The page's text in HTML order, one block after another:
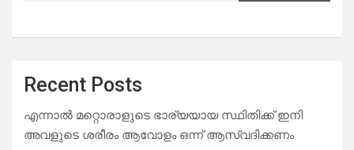
Recent Posts
എന്നാൽ മറ്റൊരാളുടെ ഭാര്യയായ സ്ഥിതിക്ക് ഇനി
അവളുടെ ശരീരം ആവോളം ഒന്ന് ആസ്വദിക്കണം